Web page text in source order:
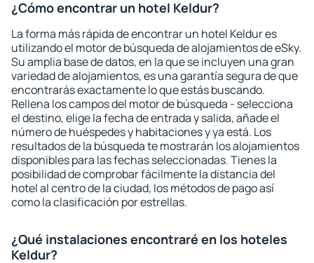
¿Cómo encontrar un hotel Keldur?
La forma más rápida de encontrar un hotel Keldur es
utilizando el motor de búsqueda de alojamientos de eSky.
Su amplia base de datos, en la que se incluyen una gran
variedad de alojamientos, es una garantía segura de que
encontrarás exactamente lo que estás buscando.
Rellena los campos del motor de búsqueda - selecciona
el destino, elige la fecha de entrada y salida, añade el
número de huéspedes y habitaciones y ya está. Los
resultados de la búsqueda te mostrarán los alojamientos
disponibles para las fechas seleccionadas. Tienes la
posibilidad de comprobar fácilmente la distancia del
hotel al centro de la ciudad, los métodos de pago así
como la clasificación por estrellas.
¿Qué instalaciones encontraré en los hoteles
Keldur?